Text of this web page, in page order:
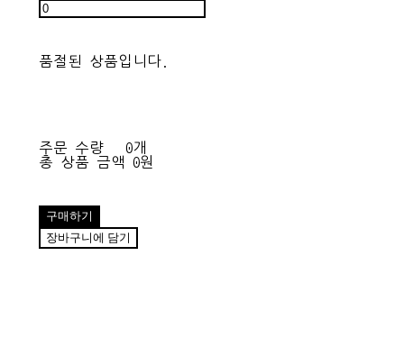
품절된 상품입니다.
주문 수량
0개
총 상품 금액
0원
구매하기
장바구니에 담기